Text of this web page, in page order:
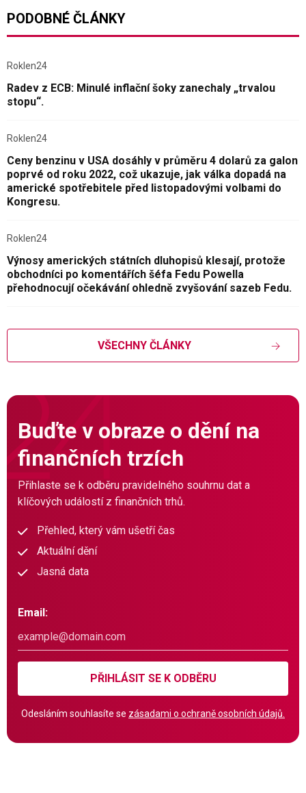
PODOBNÉ ČLÁNKY
Roklen24
Radev z ECB: Minulé inflační šoky zanechaly „trvalou
stopu“.
Roklen24
Ceny benzinu v USA dosáhly v průměru 4 dolarů za galon
poprvé od roku 2022, což ukazuje, jak válka dopadá na
americké spotřebitele před listopadovými volbami do
Kongresu.
Roklen24
Výnosy amerických státních dluhopisů klesají, protože
obchodníci po komentářích šéfa Fedu Powella
přehodnocují očekávání ohledně zvyšování sazeb Fedu.
VŠECHNY ČLÁNKY
Buďte v obraze o dění na
finančních trzích
Přihlaste se k odběru pravidelného souhrnu dat a
klíčových událostí z finančních trhů.
Přehled, který vám ušetří čas
Aktuální dění
Jasná data
Email:
PŘIHLÁSIT SE K ODBĚRU
Odesláním souhlasíte se zásadami o ochraně osobních údajů.